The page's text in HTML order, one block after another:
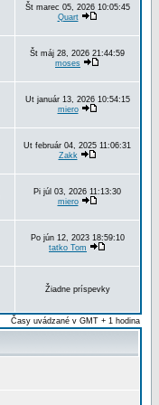
Št marec 05, 2026 10:05:45
Quart
Št máj 28, 2026 21:44:59
moses
Ut január 13, 2026 10:54:15
miero
Ut február 04, 2025 11:06:31
Zakk
Pi júl 03, 2026 11:13:30
miero
Po jún 12, 2023 18:59:10
tatko Tom
Žiadne príspevky
Časy uvádzané v GMT + 1 hodina